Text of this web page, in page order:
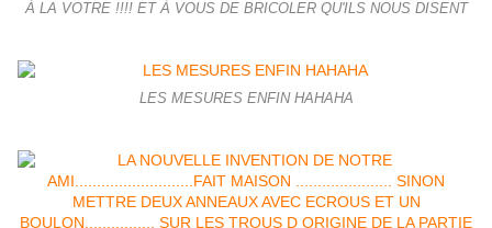
À LA VOTRE !!!! ET À VOUS DE BRICOLER QU'ILS NOUS DISENT
LES MESURES ENFIN HAHAHA